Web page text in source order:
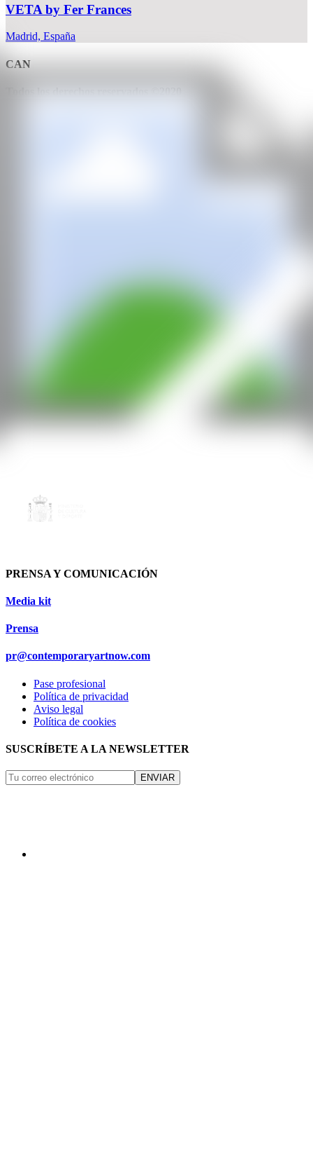
VETA by Fer Frances
Madrid, España
CAN
PRENSA Y COMUNICACIÓN
Media kit
Prensa
pr@contemporaryartnow.com
Pase profesional
Política de privacidad
Aviso legal
Política de cookies
SUSCRÍBETE A LA NEWSLETTER
ENVIAR